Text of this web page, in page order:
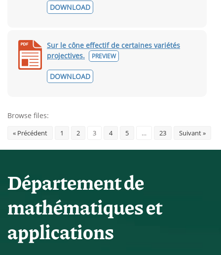
DOWNLOAD
Sur le cône effectif de certaines variétés
projectives.
PREVIEW
DOWNLOAD
Browse files:
« Précédent 1 2 3 4 5 … 23 Suivant »
Département de
mathématiques et
applications